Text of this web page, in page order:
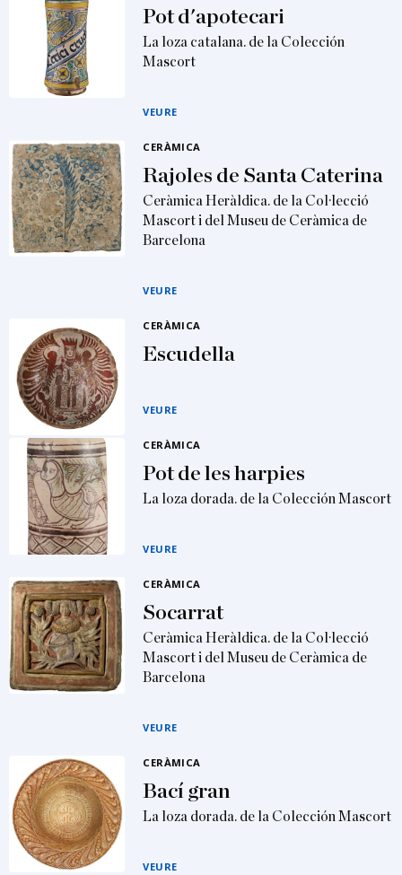
Pot d'apotecari
La loza catalana. de la Colección
Mascort
VEURE
CERÀMICA
Rajoles de Santa Caterina
Ceràmica Heràldica. de la Col·lecció
Mascort i del Museu de Ceràmica de
Barcelona
VEURE
CERÀMICA
Escudella
VEURE
CERÀMICA
Pot de les harpies
La loza dorada. de la Colección Mascort
VEURE
CERÀMICA
Socarrat
Ceràmica Heràldica. de la Col·lecció
Mascort i del Museu de Ceràmica de
Barcelona
VEURE
CERÀMICA
Bací gran
La loza dorada. de la Colección Mascort
VEURE